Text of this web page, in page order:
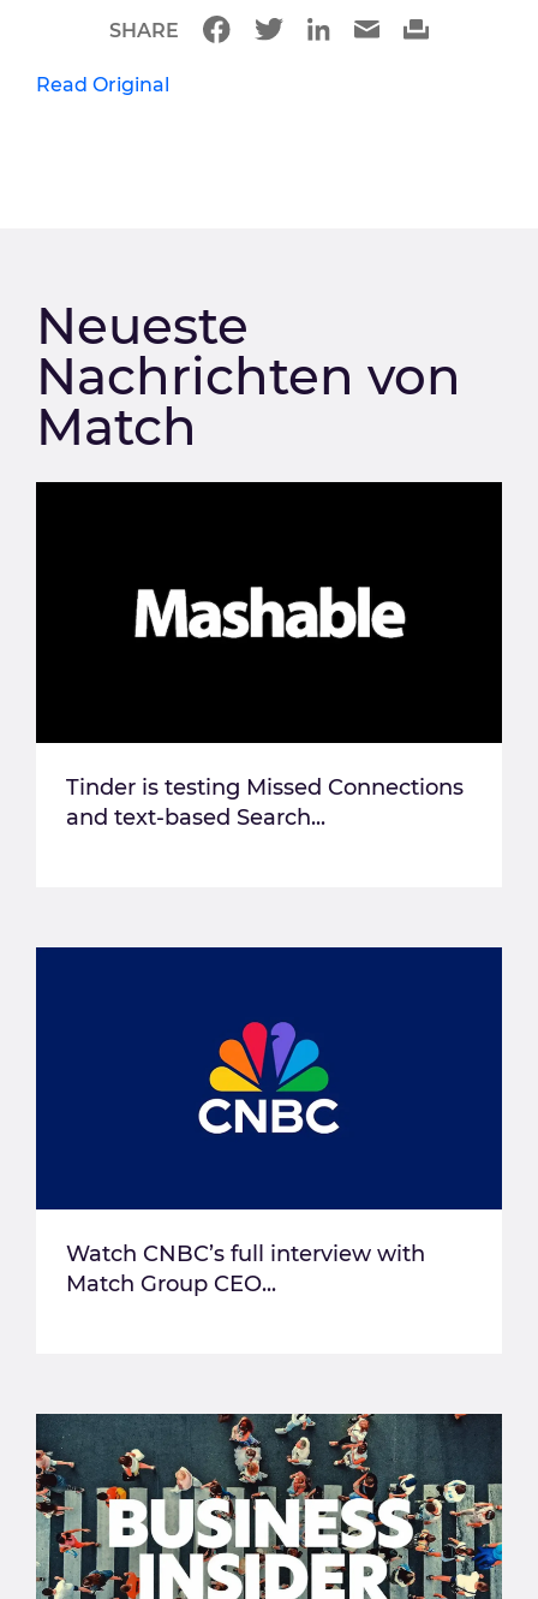
Read Original
SHARE
Neueste
Nachrichten von
Match
Tinder is testing Missed Connections
and text-based Search...
Watch CNBC’s full interview with
Match Group CEO...